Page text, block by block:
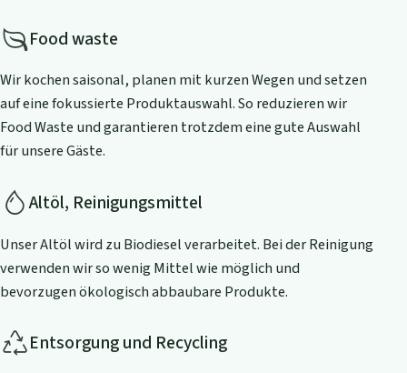
Food waste
Wir kochen saisonal, planen mit kurzen Wegen und setzen
auf eine fokussierte Produktauswahl. So reduzieren wir
Food Waste und garantieren trotzdem eine gute Auswahl
für unsere Gäste.
Altöl, Reinigungsmittel
Unser Altöl wird zu Biodiesel verarbeitet. Bei der Reinigung
verwenden wir so wenig Mittel wie möglich und
bevorzugen ökologisch abbaubare Produkte.
Entsorgung und Recycling